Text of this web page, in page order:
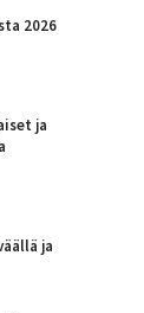
2026
ja
ja